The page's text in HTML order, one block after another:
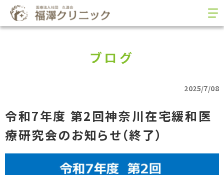
ブログ
2025/7/08
令和7年度 第2回神奈川在宅緩和医
療研究会のお知らせ（終了）